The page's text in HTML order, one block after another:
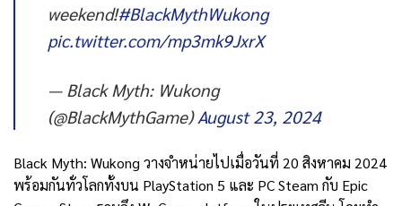
weekend!#BlackMythWukong
pic.twitter.com/mp3mk9JxrX
— Black Myth: Wukong
(@BlackMythGame)August 23, 2024
Black Myth: Wukong วางจำหน่ายไปเมื่อวันที่ 20 สิงหาคม 2024
พร้อมกันทั่วโลกทั้งบน PlayStation 5 และ PC Steam กับ Epic